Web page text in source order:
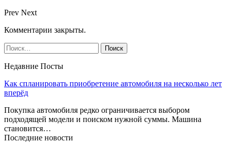
Prev Next
Комментарии закрыты.
Недавние Посты
Как спланировать приобретение автомобиля на несколько лет
вперёд
Покупка автомобиля редко ограничивается выбором
подходящей модели и поиском нужной суммы. Машина
становится…
Последние новости